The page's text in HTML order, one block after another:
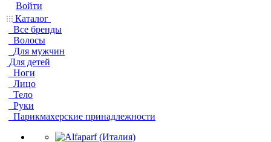
Войти
Каталог
Все бренды
Волосы
Для мужчин
Для детей
Ноги
Лицо
Тело
Руки
Парикмахерские принадлежности